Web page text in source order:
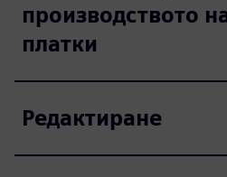
производството
платки
Редактиране